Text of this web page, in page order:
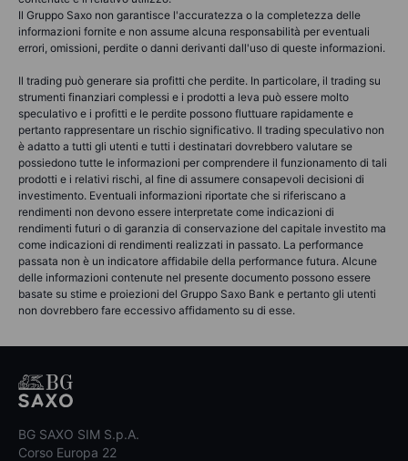
Il Gruppo Saxo non garantisce l'accuratezza o la completezza delle
informazioni fornite e non assume alcuna responsabilità per eventuali
errori, omissioni, perdite o danni derivanti dall'uso di queste informazioni.
Il trading può generare sia profitti che perdite. In particolare, il trading su
strumenti finanziari complessi e i prodotti a leva può essere molto
speculativo e i profitti e le perdite possono fluttuare rapidamente e
pertanto rappresentare un rischio significativo. Il trading speculativo non
è adatto a tutti gli utenti e tutti i destinatari dovrebbero valutare se
possiedono tutte le informazioni per comprendere il funzionamento di tali
prodotti e i relativi rischi, al fine di assumere consapevoli decisioni di
investimento. Eventuali informazioni riportate che si riferiscano a
rendimenti non devono essere interpretate come indicazioni di
rendimenti futuri o di garanzia di conservazione del capitale investito ma
come indicazioni di rendimenti realizzati in passato. La performance
passata non è un indicatore affidabile della performance futura. Alcune
delle informazioni contenute nel presente documento possono essere
basate su stime e proiezioni del Gruppo Saxo Bank e pertanto gli utenti
non dovrebbero fare eccessivo affidamento su di esse.
BG SAXO SIM S.p.A.
Corso Europa 22